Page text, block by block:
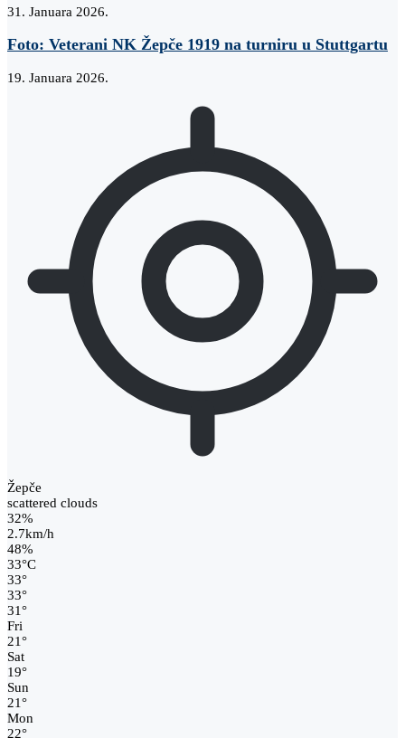
31. Januara 2026.
Foto: Veterani NK Žepče 1919 na turniru u Stuttgartu
19. Januara 2026.
Žepče
scattered clouds
32%
2.7km/h
48%
33°C
33°
33°
31°
Fri
21°
Sat
19°
Sun
21°
Mon
22°